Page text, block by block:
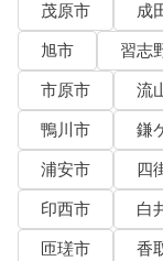
茂原市
成
旭市
習志
市原市
流
鴨川市
鎌
浦安市
四
印西市
白
匝瑳市
香